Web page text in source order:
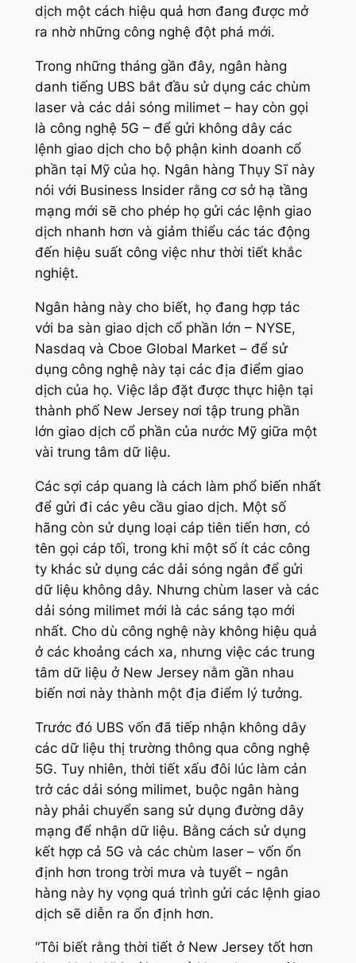
dịch một cách hiệu quả hơn đang được mở
ra nhờ những công nghệ đột phá mới.
Trong những tháng gần đây, ngân hàng
danh tiếng UBS bắt đầu sử dụng các chùm
laser và các dải sóng milimet – hay còn gọi
là công nghệ 5G – để gửi không dây các
lệnh giao dịch cho bộ phận kinh doanh cổ
phần tại Mỹ của họ. Ngân hàng Thụy Sĩ này
nói với Business Insider rằng cơ sở hạ tầng
mạng mới sẽ cho phép họ gửi các lệnh giao
dịch nhanh hơn và giảm thiểu các tác động
đến hiệu suất công việc như thời tiết khắc
nghiệt.
Ngân hàng này cho biết, họ đang hợp tác
với ba sàn giao dịch cổ phần lớn – NYSE,
Nasdaq và Cboe Global Market – để sử
dụng công nghệ này tại các địa điểm giao
dịch của họ. Việc lắp đặt được thực hiện tại
thành phố New Jersey nơi tập trung phần
lớn giao dịch cổ phần của nước Mỹ giữa một
vài trung tâm dữ liệu.
Các sợi cáp quang là cách làm phổ biến nhất
để gửi đi các yêu cầu giao dịch. Một số
hãng còn sử dụng loại cáp tiên tiến hơn, có
tên gọi cáp tối, trong khi một số ít các công
ty khác sử dụng các dải sóng ngắn để gửi
dữ liệu không dây. Nhưng chùm laser và các
dải sóng milimet mới là các sáng tạo mới
nhất. Cho dù công nghệ này không hiệu quả
ở các khoảng cách xa, nhưng việc các trung
tâm dữ liệu ở New Jersey nằm gần nhau
biến nơi này thành một địa điểm lý tưởng.
Trước đó UBS vốn đã tiếp nhận không dây
các dữ liệu thị trường thông qua công nghệ
5G. Tuy nhiên, thời tiết xấu đôi lúc làm cản
trở các dải sóng milimet, buộc ngân hàng
này phải chuyển sang sử dụng đường dây
mạng để nhận dữ liệu. Bằng cách sử dụng
kết hợp cả 5G và các chùm laser – vốn ổn
định hơn trong trời mưa và tuyết – ngân
hàng này hy vọng quá trình gửi các lệnh giao
dịch sẽ diễn ra ổn định hơn.
“Tôi biết rằng thời tiết ở New Jersey tốt hơn